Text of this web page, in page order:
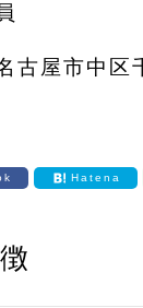
古屋市中
Hatena